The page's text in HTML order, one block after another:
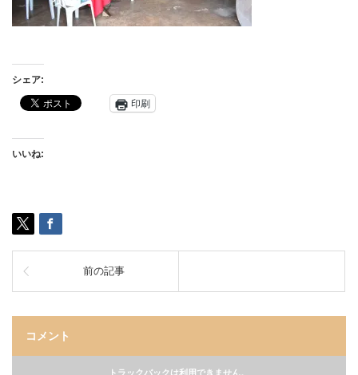
シェア:
印刷
いいね:
前の記事
コメント
トラックバックは利用できません。